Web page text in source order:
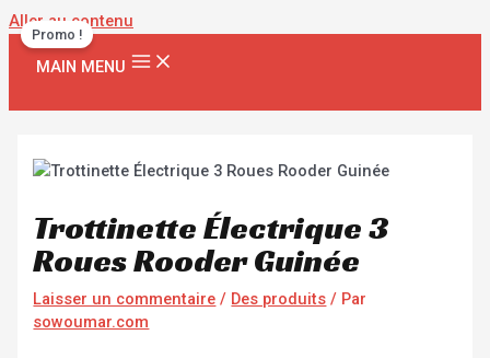
Aller au contenu
MAIN MENU
Trottinette Électrique 3
Roues Rooder Guinée
Laisser un commentaire / Des produits / Par
sowoumar.com
Promo !